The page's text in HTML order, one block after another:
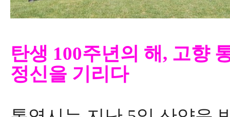
탄생 100주년의 해 , 고향
정신을 기리다